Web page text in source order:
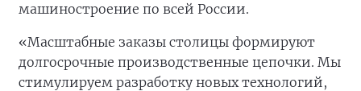
машиностроение по всей России.
«Масштабные заказы столицы формируют
долгосрочные производственные цепочки. Мы
стимулируем разработку новых технологий,